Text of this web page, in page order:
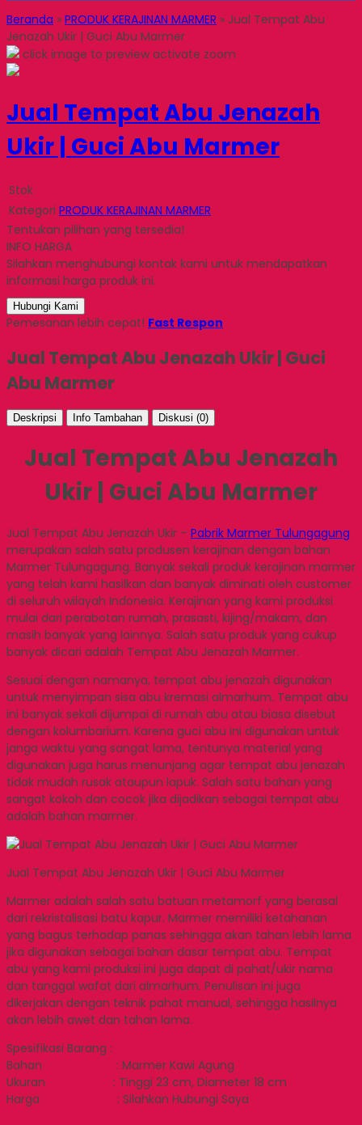
Beranda » PRODUK KERAJINAN MARMER » Jual Tempat Abu
Jenazah Ukir | Guci Abu Marmer
click image to preview activate zoom
Jual Tempat Abu Jenazah
Ukir | Guci Abu Marmer
Stok
Kategori PRODUK KERAJINAN MARMER
Tentukan pilihan yang tersedia!
INFO HARGA
Silahkan menghubungi kontak kami untuk mendapatkan
informasi harga produk ini.
Hubungi Kami
Pemesanan lebih cepat! Fast Respon
Jual Tempat Abu Jenazah Ukir | Guci
Abu Marmer
Deskripsi Info Tambahan Diskusi (0)
Jual Tempat Abu Jenazah
Ukir | Guci Abu Marmer
Jual Tempat Abu Jenazah Ukir – Pabrik Marmer Tulungagung
merupakan salah satu produsen kerajinan dengan bahan
Marmer Tulungagung. Banyak sekali produk kerajinan marmer
yang telah kami hasilkan dan banyak diminati oleh customer
di seluruh wilayah Indonesia. Kerajinan yang kami produksi
mulai dari perabotan rumah, prasasti, kijing/makam, dan
masih banyak yang lainnya. Salah satu produk yang cukup
banyak dicari adalah Tempat Abu Jenazah Marmer.
Sesuai dengan namanya, tempat abu jenazah digunakan
untuk menyimpan sisa abu kremasi almarhum. Tempat abu
ini banyak sekali dijumpai di rumah abu atau biasa disebut
dengan kolumbarium. Karena guci abu ini digunakan untuk
janga waktu yang sangat lama, tentunya material yang
digunakan juga harus menunjang agar tempat abu jenazah
tidak mudah rusak ataupun lapuk. Salah satu bahan yang
sangat kokoh dan cocok jika dijadikan sebagai tempat abu
adalah bahan marmer.
Jual Tempat Abu Jenazah Ukir | Guci Abu Marmer
Marmer adalah salah satu batuan metamorf yang berasal
dari rekristalisasi batu kapur. Marmer memiliki ketahanan
yang bagus terhadap panas sehingga akan tahan lebih lama
jika digunakan sebagai bahan dasar tempat abu. Tempat
abu yang kami produksi ini juga dapat di pahat/ukir nama
dan tanggal wafat dari almarhum. Penulisan ini juga
dikerjakan dengan teknik pahat manual, sehingga hasilnya
akan lebih awet dan tahan lama.
Spesifikasi Barang :
Bahan : Marmer Kawi Agung
Ukuran : Tinggi 23 cm, Diameter 18 cm
Harga : Silahkan Hubungi Saya